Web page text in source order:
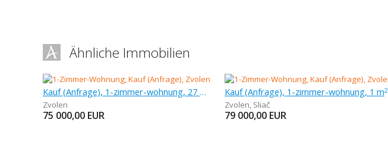
Ähnliche Immobilien
Kauf (Anfrage), 1-zimmer-wohnung, 27 m
Zvolen
75 000,00 EUR
Kauf (Anfrage), 1-zimmer-wohnung, 1 m2
Zvolen, Sliač
79 000,00 EUR